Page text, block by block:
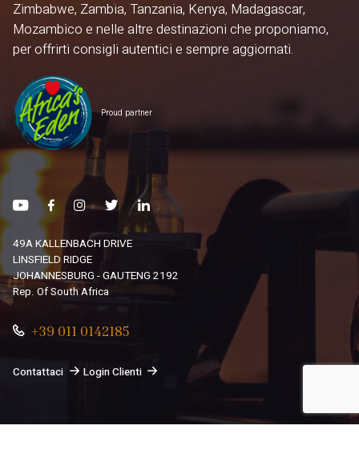
Zimbabwe, Zambia, Tanzania, Kenya, Madagascar,
Mozambico e nelle altre destinazioni che proponiamo,
per offrirti consigli autentici e sempre aggiornati.
Proud partner
49A KALLENBACH DRIVE
LINSFIELD RIDGE
JOHANNESBURG - GAUTENG 2192
Rep. Of South Africa
+39 011 0142185
Contattaci Login Clienti